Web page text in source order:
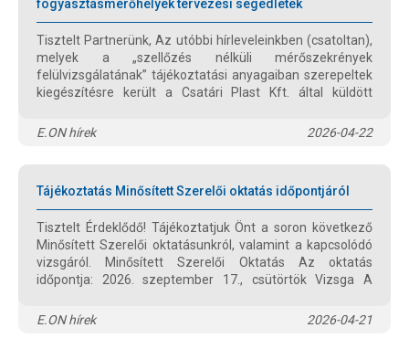
fogyasztásmérőhelyek tervezési segédletek
Tisztelt Partnerünk, Az utóbbi hírleveleinkben (csatoltan),
melyek a „szellőzés nélküli mérőszekrények
felülvizsgálatának” tájékoztatási anyagaiban szerepeltek
kiegészítésre került a Csatári Plast Kft. által küldött
elérhetőségen tudnak megtekinteni az E.ON honlapján a
E.ON hírek 2026-04-22
Tájékoztatás Minősített Szerelői oktatás időpontjáról
Tisztelt Érdeklődő! Tájékoztatjuk Önt a soron következő
Minősített Szerelői oktatásunkról, valamint a kapcsolódó
vizsgáról. Minősített Szerelői Oktatás Az oktatás
időpontja: 2026. szeptember 17., csütörtök Vizsga A
Figyelem! A vizsgán kizárólag az vehet részt, aki az
E.ON hírek 2026-04-21